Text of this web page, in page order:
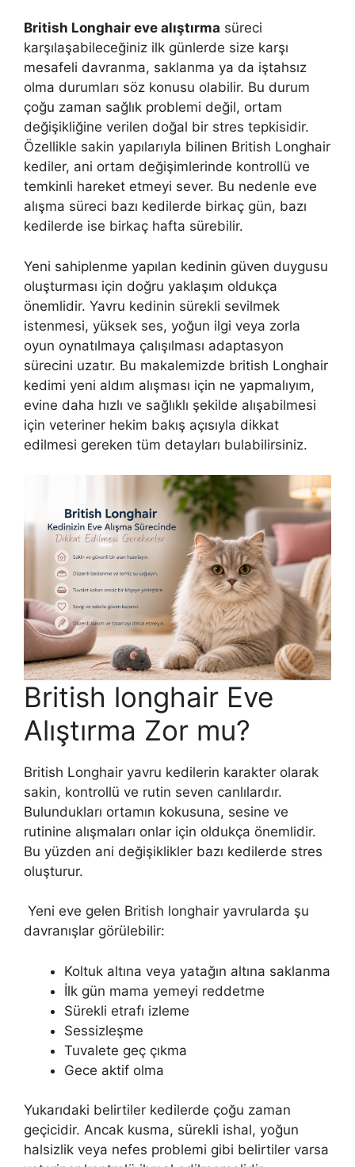
British Longhair eve alıştırma süreci
karşılaşabileceğiniz ilk günlerde size karşı
mesafeli davranma, saklanma ya da iştahsız
olma durumları söz konusu olabilir. Bu durum
çoğu zaman sağlık problemi değil, ortam
değişikliğine verilen doğal bir stres tepkisidir.
Özellikle sakin yapılarıyla bilinen British Longhair
kediler, ani ortam değişimlerinde kontrollü ve
temkinli hareket etmeyi sever. Bu nedenle eve
alışma süreci bazı kedilerde birkaç gün, bazı
kedilerde ise birkaç hafta sürebilir.
Yeni sahiplenme yapılan kedinin güven duygusu
oluşturması için doğru yaklaşım oldukça
önemlidir. Yavru kedinin sürekli sevilmek
istenmesi, yüksek ses, yoğun ilgi veya zorla
oyun oynatılmaya çalışılması adaptasyon
sürecini uzatır. Bu makalemizde british Longhair
kedimi yeni aldım alışması için ne yapmalıyım,
evine daha hızlı ve sağlıklı şekilde alışabilmesi
için veteriner hekim bakış açısıyla dikkat
edilmesi gereken tüm detayları bulabilirsiniz.
British longhair Eve
Alıştırma Zor mu?
British Longhair yavru kedilerin karakter olarak
sakin, kontrollü ve rutin seven canlılardır.
Bulundukları ortamın kokusuna, sesine ve
rutinine alışmaları onlar için oldukça önemlidir.
Bu yüzden ani değişiklikler bazı kedilerde stres
oluşturur.
Yeni eve gelen British longhair yavrularda şu
davranışlar görülebilir:
Koltuk altına veya yatağın altına saklanma
İlk gün mama yemeyi reddetme
Sürekli etrafı izleme
Sessizleşme
Tuvalete geç çıkma
Gece aktif olma
Yukarıdaki belirtiler kedilerde çoğu zaman
geçicidir. Ancak kusma, sürekli ishal, yoğun
halsizlik veya nefes problemi gibi belirtiler varsa